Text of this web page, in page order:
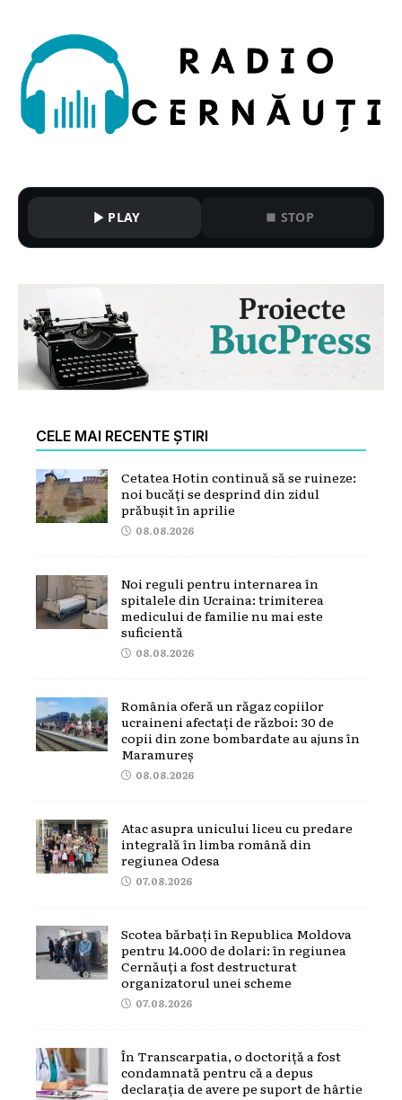
PLAY STOP
CELE MAI RECENTE ȘTIRI
Cetatea Hotin continuă să se ruineze:
noi bucăți se desprind din zidul
prăbușit în aprilie
08.08.2026
Noi reguli pentru internarea în
spitalele din Ucraina: trimiterea
medicului de familie nu mai este
suficientă
08.08.2026
România oferă un răgaz copiilor
ucraineni afectați de război: 30 de
copii din zone bombardate au ajuns în
Maramureș
08.08.2026
Atac asupra unicului liceu cu predare
integrală în limba română din
regiunea Odesa
07.08.2026
Scotea bărbați în Republica Moldova
pentru 14.000 de dolari: în regiunea
Cernăuți a fost destructurat
organizatorul unei scheme
07.08.2026
În Transcarpatia, o doctoriță a fost
condamnată pentru că a depus
declarația de avere pe suport de hârtie